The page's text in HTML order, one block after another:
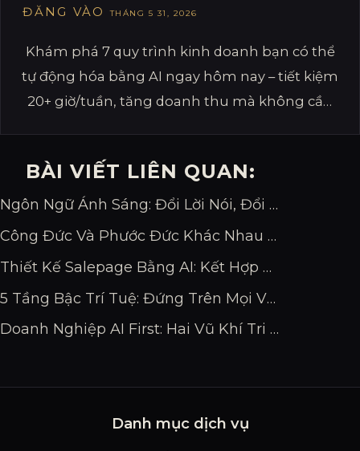
ĐĂNG VÀOTHÁNG 5 31, 2026
Khám phá 7 quy trình kinh doanh bạn có thể
tự động hóa bằng AI ngay hôm nay – tiết kiệm
20+ giờ/tuần, tăng doanh thu mà không cần
BÀI VIẾT LIÊN QUAN:
Ngôn Ngữ Ánh Sáng: Đổi Lời Nói, Đổi Vận Mệnh
Công Đức Và Phước Đức Khác Nhau Thế Nào?
Thiết Kế Salepage Bằng AI: Kết Hợp Claude + Cloudflare + SePay Trong 1 Buổi
5 Tầng Bậc Trí Tuệ: Đứng Trên Mọi Vấn Nạn Cuộc Đời
Doanh Nghiệp AI First: Hai Vũ Khí Tri Thức – Tụ Chúng & Xây Bộ Não Thứ 2
Danh mục dịch vụ